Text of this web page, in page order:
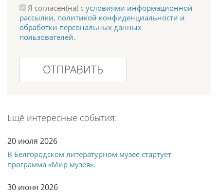
Я согласен(на) с условиями информационной
рассылки, политикой конфиденциальности и
обработки персональных данных
пользователей.
ОТПРАВИТЬ
Ещё интересные события:
20 июля 2026
В Белгородском литературном музее стартует
программа «Мир музея».
30 июня 2026